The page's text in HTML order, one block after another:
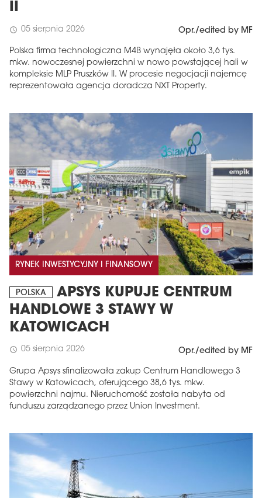
II
schedule 05 sierpnia 2026 Opr./edited by MF
Polska firma technologiczna M4B wynajęła około 3,6 tys.
mkw. nowoczesnej powierzchni w nowo powstającej hali w
kompleksie MLP Pruszków II. W procesie negocjacji najemcę
reprezentowała agencja doradcza NXT Property.
RYNEK INWESTYCYJNY I FINANSOWY
POLSKA
APSYS KUPUJE CENTRUM
HANDLOWE 3 STAWY W
KATOWICACH
schedule 05 sierpnia 2026 Opr./edited by MF
Grupa Apsys sfinalizowała zakup Centrum Handlowego 3
Stawy w Katowicach, oferującego 38,6 tys. mkw.
powierzchni najmu. Nieruchomość została nabyta od
funduszu zarządzanego przez Union Investment.